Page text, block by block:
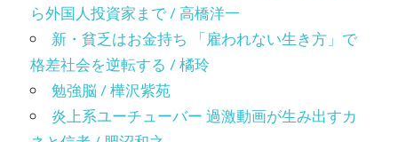
ら外国人投資家まで / 高橋洋一
新・貧乏はお金持ち 「雇われない生き方」で
格差社会を逆転する / 橘玲
勉強脳 / 樺沢紫苑
炎上系ユーチューバー 過激動画が生み出すカ